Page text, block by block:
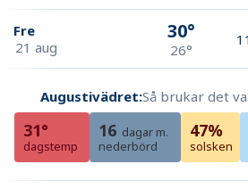
Fre
21 aug
30°
26°
Augustivädret:Så brukar det
31°
dagstemp
16 dagar m.
nederbörd
47%
solsken